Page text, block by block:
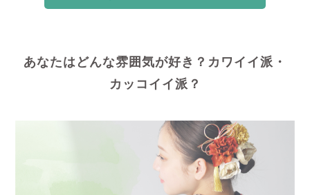
あなたはどんな雰囲気が好き？カワイイ派・
カッコイイ派？